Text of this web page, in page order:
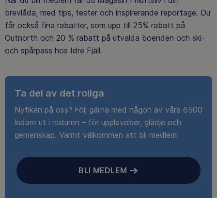
brevlåda, med tips, tester och inspirerande reportage. Du
får också fina rabatter, som upp till 25% rabatt på
Outnorth och 20 % rabatt på utvalda boenden och ski-
och spårpass hos Idre Fjäll.
Ta del av det roliga
Nyfiken på oss? Följ gärna med någon av våra 6500
ledare ut i naturen – för upplevelser, glädje och
gemenskap. Varmt välkommen att bli medlem!
BLI MEDLEM